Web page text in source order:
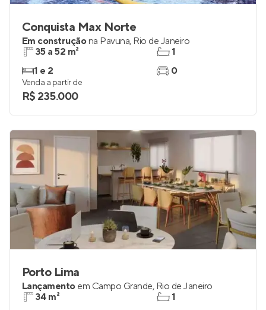
Conquista Max Norte
Em construçãona Pavuna, Rio de Janeiro
35 a 52 m²
1 e 2
1
0
Venda a partir de
R$ 235.000
Porto Lima
Lançamento em Campo Grande, Rio de Janeiro
34 m²
1